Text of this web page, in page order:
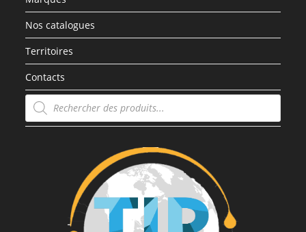
Nos catalogues
Territoires
Contacts
Recherche
de
produits